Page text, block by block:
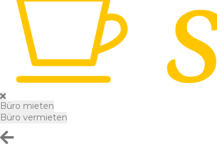
Büro mieten
Büro vermieten